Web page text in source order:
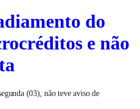
do
e não
(03), não teve aviso de